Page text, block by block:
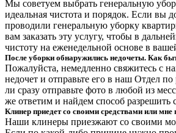
Мы советуем выбрать генеральную
идеальная чистота и порядок. Если вы
проводили генеральную уборку
вам заказать эту услугу, чтобы в
чистоту на еженедельной основе в
После уборки обнаружились недочеты. Как
Пожалуйста, немедленно свяжитесь с
недочет и отправьте его в наш Отдел по
ли сразу отправьте фото в любой из
же ответим и найдем способ разрешить
Клинер приедет со своими средствами или мне
Наши клинеры приезжают со своими